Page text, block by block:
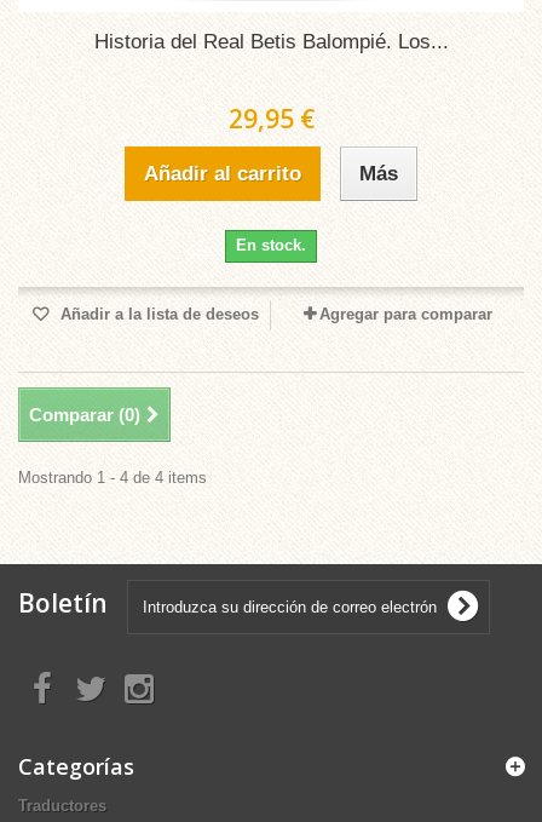
Historia del Real Betis Balompié. Los...
29,95 €
Añadir al carrito Más
En stock.
Añadir a la lista de deseos Agregar para comparar
Comparar (0)
Mostrando 1 - 4 de 4 items
Boletín
Categorías
Traductores